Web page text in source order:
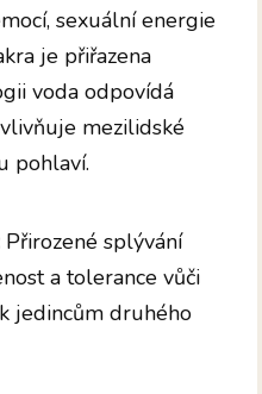
sexuální energie
je přiřazena
voda odpovídá
mezilidské
pohlaví.
Přirozené splývání
a tolerance vůči
jedincům druhého